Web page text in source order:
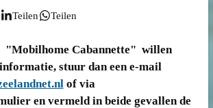
Teilen Teilen
"Mobilhome Cabannette" willen
stuur dan een e-mail
of via
en vermeld in beide gevallen de